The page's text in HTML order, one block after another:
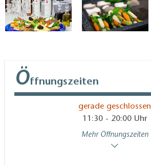
Öffnungszeiten
gerade geschlossen
11:30 - 20:00 Uhr
Mehr Öffnungszeiten